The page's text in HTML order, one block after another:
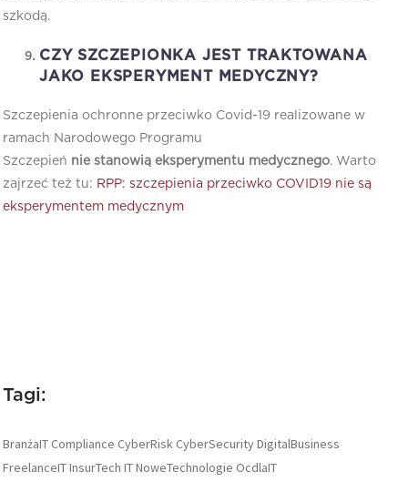
szkodą.
CZY SZCZEPIONKA JEST TRAKTOWANA
JAKO EKSPERYMENT MEDYCZNY?
Szczepienia ochronne przeciwko Covid-19 realizowane w
ramach Narodowego Programu
Szczepień nie stanowią eksperymentu medycznego. Warto
zajrzeć też tu: RPP: szczepienia przeciwko COVID19 nie są
eksperymentem medycznym
Tagi:
BranżaIT Compliance CyberRisk CyberSecurityDigitalBusiness
FreelanceITInsurTech ITNoweTechnologie OcdlaIT